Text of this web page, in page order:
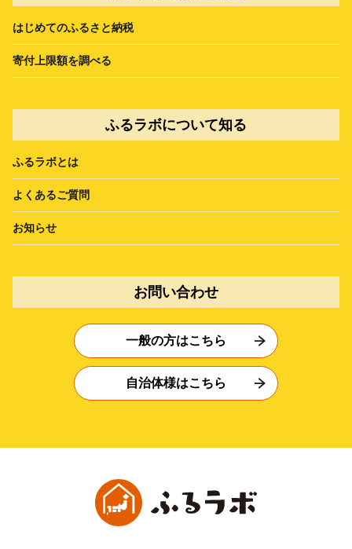
はじめてのふるさと納税
寄付上限額を調べる
ふるラボについて知る
ふるラボとは
よくあるご質問
お知らせ
お問い合わせ
一般の方はこちら
自治体様はこちら